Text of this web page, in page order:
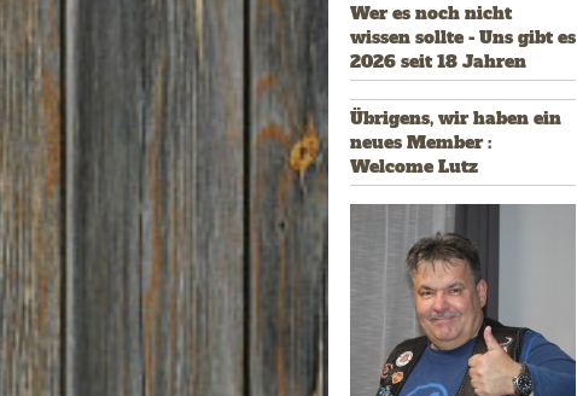
Wer es noch nicht
wissen sollte - Uns gibt es
2026 seit 18 Jahren
Übrigens, wir haben ein
neues Member :
Welcome Lutz